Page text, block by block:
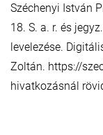
Széchenyi István
18. S. a. r. és
levelezése.
Zoltán. https://
hivatkozásnál